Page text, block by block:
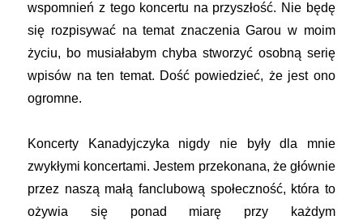
wspomnień z tego koncertu na przyszłość. Nie będę
się rozpisywać na temat znaczenia Garou w moim
życiu, bo musiałabym chyba stworzyć osobną serię
wpisów na ten temat. Dość powiedzieć, że jest ono
ogromne.
Koncerty Kanadyjczyka nigdy nie były dla mnie
zwykłymi koncertami. Jestem przekonana, że głównie
przez naszą małą fanclubową społeczność, która to
ożywia się ponad miarę przy każdym